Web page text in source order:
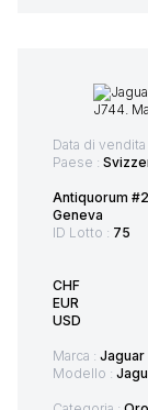
Data di vendita
Paese :
Antiquorum
Geneva
ID Lotto : 75
CHF
EUR
USD
Marca : Jaguar
Modello :